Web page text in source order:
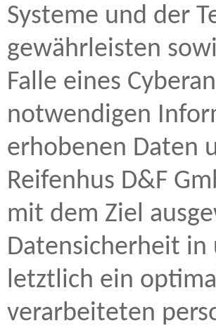
Systeme und der
gewährleisten
Falle eines
notwendigen
erhobenen Daten
Reifenhus D&F
mit dem Ziel
Datensicherheit in
letztlich ein
verarbeiteten